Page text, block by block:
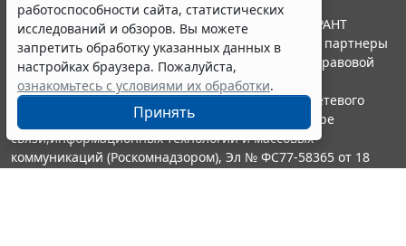
работоспособности сайта, статистических
исследований и обзоров. Вы можете
запретить обработку указанных данных в
настройках браузера. Пожалуйста,
ознакомьтесь с условиями их обработки.
Принять
© ООО "НПП "ГАРАНТ-СЕРВИС", 2026. Система ГАРАНТ
выпускается с 1990 года. Компания "Гарант" и ее партнеры
являются участниками Российской ассоциации правовой
информации ГАРАНТ.
Портал ГАРАНТ.РУ зарегистрирован в качестве сетевого
издания Федеральной службой по надзору в сфере
связи,информационных технологий и массовых
коммуникаций (Роскомнадзором), Эл № ФС77-58365 от 18